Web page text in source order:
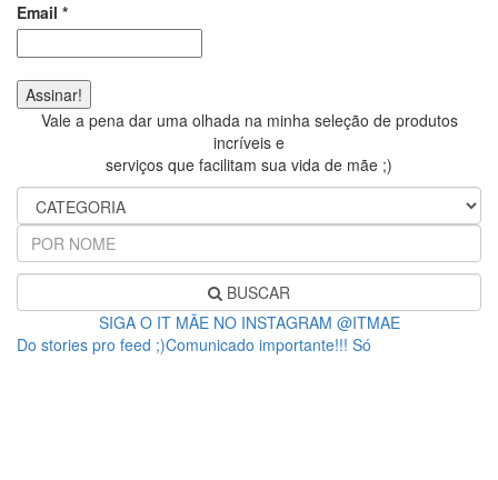
Email *
Vale a pena dar uma olhada na minha seleção de produtos
incríveis e
serviços que facilitam sua vida de mãe ;)
BUSCAR
SIGA O IT MÃE NO INSTAGRAM @ITMAE
Do stories pro feed ;)Comunicado importante!!! Só